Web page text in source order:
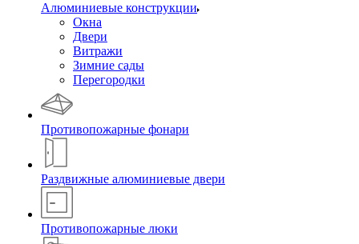
Алюминиевые конструкции
Окна
Двери
Витражи
Зимние сады
Перегородки
Противопожарные фонари
Раздвижные алюминиевые двери
Противопожарные люки